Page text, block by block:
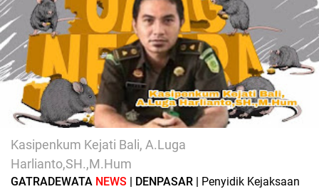
Kasipenkum Kejati Bali, A.Luga
Harlianto,SH.,M.Hum
GATRADEWATA NEWS | DENPASAR | Penyidik Kejaksaan